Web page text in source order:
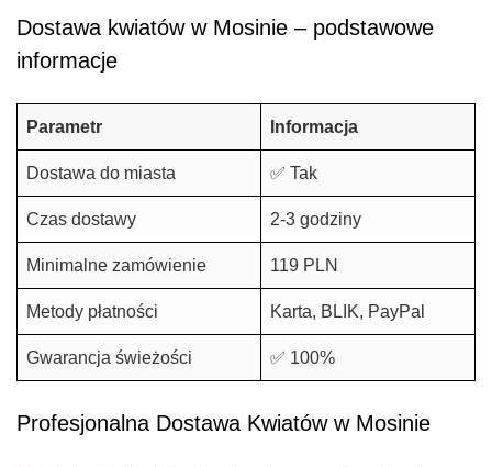
Dostawa kwiatów w Mosinie – podstawowe
informacje
Parametr Informacja
Dostawa do miasta ✅ Tak
Czas dostawy 2-3 godziny
Minimalne zamówienie 119 PLN
Metody płatności Karta, BLIK, PayPal
Gwarancja świeżości ✅ 100%
Profesjonalna Dostawa Kwiatów w Mosinie